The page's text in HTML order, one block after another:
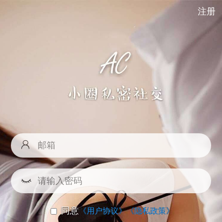
注册
同意《用户协议》《隐私政策》